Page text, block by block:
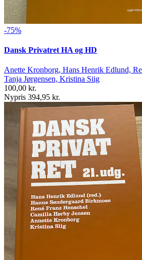
-75%
Dansk Privatret HA og HD
Anette Kronborg, Hans Henrik Edlund,
Tanja Jørgensen, Kristina Siig
100,00 kr.
Nypris 394,95 kr.